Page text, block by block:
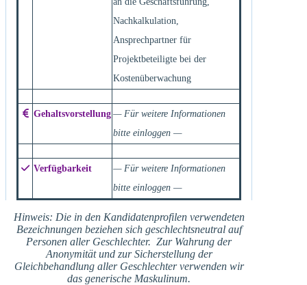
Nachkalkulation,
Ansprechpartner für
Projektbeteiligte bei der
Kostenüberwachung
Gehaltsvorstellung — Für weitere Informationen
bitte einloggen —
Verfügbarkeit
— Für weitere Informationen
bitte einloggen —
Hinweis: Die in den Kandidatenprofilen verwendeten
Bezeichnungen beziehen sich geschlechtsneutral auf
Personen aller Geschlechter. Zur Wahrung der
Anonymität und zur Sicherstellung der
Gleichbehandlung aller Geschlechter verwenden wir
das generische Maskulinum.